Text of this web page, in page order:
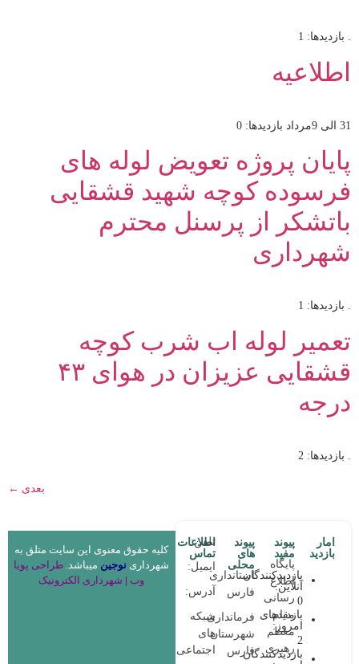
. بازدیدها: 1
اطلاعیه
31 الی 9مرداد بازدیدها: 0
پایان پروژه تعویض لوله های
فرسوده کوچه شهید قشقایی
باتشکر از پرسنل محترم
شهرداری
. بازدیدها: 1
تعمیر لوله اب شرب کوچه
قشقایی عزیزان در هوای ۴۳
درجه
. بازدیدها: 2
بعدی ←
امار
بازدید
بازدیدکنندگان
آنلاین:
0
بازدیدهای
امروز:
2
بازدیدکنندگان
پیوند
مفید
پایگاه
اطلاع
رسانی
مقام
معظم
رهبری
پیوند
های
محلی
استانداری
فارس
فرمانداری
شهرستان
فارس
اطلاعات
تماس
تلفن:
ایمیل:
آدرس:
شبکه
های
اجتماعی:
کلیه حقوق معنوی این سایت متلق به
شهرداری نوجین میباشد. طراحی پویا
وب | شهرداری الکترونیک